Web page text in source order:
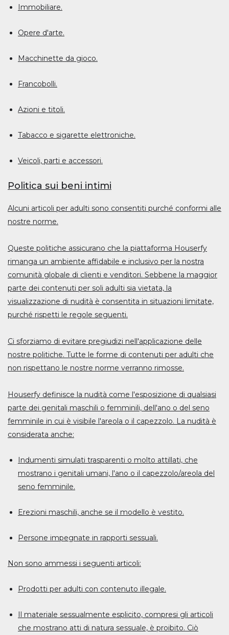
Immobiliare.
Opere d'arte.
Macchinette da gioco.
Francobolli.
Azioni e titoli.
Tabacco e sigarette elettroniche.
Veicoli, parti e accessori.
Politica sui beni intimi
Alcuni articoli per adulti sono consentiti purché conformi alle
nostre norme.
Queste politiche assicurano che la piattaforma Houserfy
rimanga un ambiente affidabile e inclusivo per la nostra
comunità globale di clienti e venditori. Sebbene la maggior
parte dei contenuti per soli adulti sia vietata, la
visualizzazione di nudità è consentita in situazioni limitate,
purché rispetti le regole seguenti.
Ci sforziamo di evitare pregiudizi nell'applicazione delle
nostre politiche. Tutte le forme di contenuti per adulti che
non rispettano le nostre norme verranno rimosse.
Houserfy definisce la nudità come l'esposizione di qualsiasi
parte dei genitali maschili o femminili, dell'ano o del seno
femminile in cui è visibile l'areola o il capezzolo. La nudità è
considerata anche:
Indumenti simulati trasparenti o molto attillati, che
mostrano i genitali umani, l'ano o il capezzolo/areola del
seno femminile.
Erezioni maschili, anche se il modello è vestito.
Persone impegnate in rapporti sessuali.
Non sono ammessi i seguenti articoli:
Prodotti per adulti con contenuto illegale.
Il materiale sessualmente esplicito, compresi gli articoli
che mostrano atti di natura sessuale, è proibito. Ciò